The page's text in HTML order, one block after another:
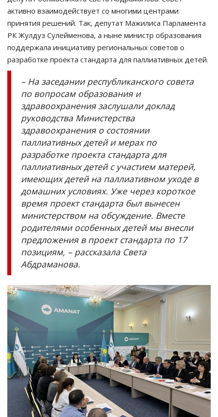
активно взаимодействует со многими центрами
принятия решений. Так, депутат Мажилиса Парламента
РК Жулдуз Сулейменова, а ныне министр образования
поддержала инициативу региональных советов о
разработке проекта стандарта для паллиативных детей.
– На заседании республиканского совета
по вопросам образования и
здравоохранения заслушали доклад
руководства Министерства
здравоохранения о состоянии
паллиативных детей и мерах по
разработке проекта стандарта для
паллиативных детей с участием матерей,
имеющих детей на паллиативном уходе в
домашних условиях. Уже через короткое
время проект стандарта был вынесен
министерством на обсуждение. Вместе
родителями особенных детей мы внесли
предложения в проект стандарта по 17
позициям, – рассказала Света
Абдраманова.